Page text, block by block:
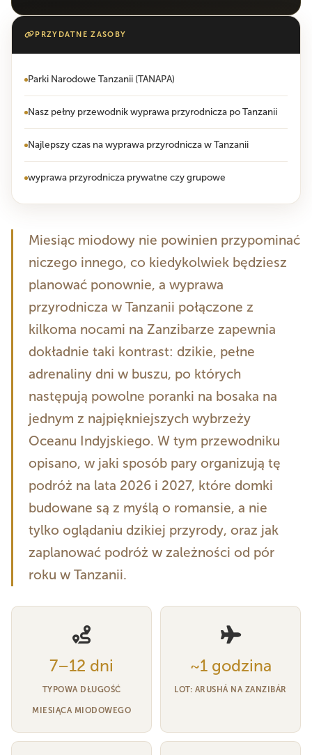
Miesiąc miodowy nie powinien przypominać
niczego innego, co kiedykolwiek będziesz
planować ponownie, a wyprawa
przyrodnicza w Tanzanii połączone z
kilkoma nocami na Zanzibarze zapewnia
dokładnie taki kontrast: dzikie, pełne
adrenaliny dni w buszu, po których
następują powolne poranki na bosaka na
jednym z najpiękniejszych wybrzeży
Oceanu Indyjskiego. W tym przewodniku
opisano, w jaki sposób pary organizują tę
podróż na lata 2026 i 2027, które domki
budowane są z myślą o romansie, a nie
tylko oglądaniu dzikiej przyrody, oraz jak
zaplanować podróż w zależności od pór
roku w Tanzanii.
7–12 dni
TYPOWA DŁUGOŚĆ
MIESIĄCA MIODOWEGO
~1 godzina
LOT: ARUSHÁ NA ZANZIBÁR
PRZYDATNE ZASOBY
Parki Narodowe Tanzanii (TANAPA)
Nasz pełny przewodnik wyprawa przyrodnicza po Tanzanii
Najlepszy czas na wyprawa przyrodnicza w Tanzanii
wyprawa przyrodnicza prywatne czy grupowe